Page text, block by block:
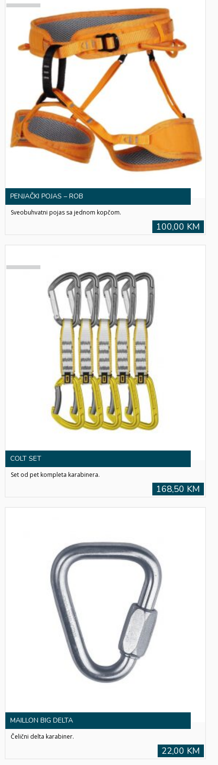
SOLD
PENJAČKI POJAS – ROB
Sveobuhvatni pojas sa jednom kopčom.
100,00 KM
SOLD
COLT SET
Set od pet kompleta karabinera.
168,50 KM
MAILLON BIG DELTA
Čelični delta karabiner.
22,00 KM